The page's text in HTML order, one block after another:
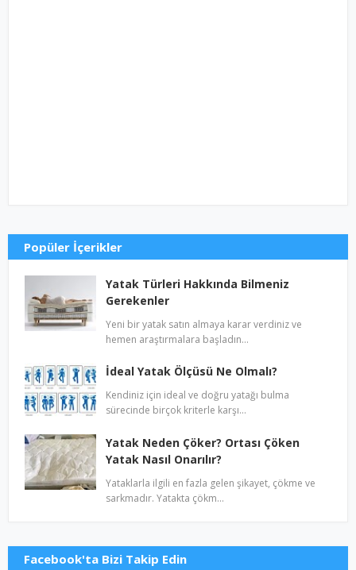
Popüler İçerikler
Yatak Türleri Hakkında Bilmeniz
Gerekenler
Yeni bir yatak satın almaya karar verdiniz ve
hemen araştırmalara başladın…
İdeal Yatak Ölçüsü Ne Olmalı?
Kendiniz için ideal ve doğru yatağı bulma
sürecinde birçok kriterle karşı…
Yatak Neden Çöker? Ortası Çöken
Yatak Nasıl Onarılır?
Yataklarla ilgili en fazla gelen şikayet, çökme ve
sarkmadır. Yatakta çökm…
Facebook'ta Bizi Takip Edin